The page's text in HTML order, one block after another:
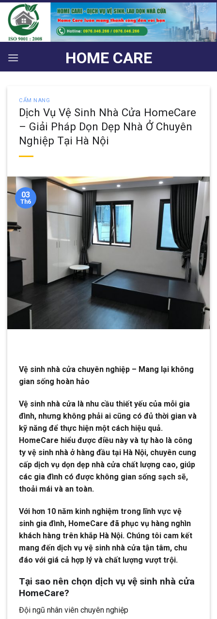
Bỏ
qua
nội
dung
HOME CARE
CẨM NANG
Dịch Vụ Vệ Sinh Nhà Cửa HomeCare
– Giải Pháp Dọn Dẹp Nhà Ở Chuyên
Nghiệp Tại Hà Nội
03
Th6
Vệ sinh nhà cửa chuyên nghiệp – Mang lại không
gian sống hoàn hảo
Vệ sinh nhà cửa là nhu cầu thiết yếu của mỗi gia
đình, nhưng không phải ai cũng có đủ thời gian và
kỹ năng để thực hiện một cách hiệu quả.
HomeCare hiểu được điều này và tự hào là công
ty vệ sinh nhà ở hàng đầu tại Hà Nội, chuyên cung
cấp dịch vụ dọn dẹp nhà cửa chất lượng cao, giúp
các gia đình có được không gian sống sạch sẽ,
thoải mái và an toàn.
Với hơn 10 năm kinh nghiệm trong lĩnh vực vệ
sinh gia đình, HomeCare đã phục vụ hàng nghìn
khách hàng trên khắp Hà Nội. Chúng tôi cam kết
mang đến dịch vụ vệ sinh nhà cửa tận tâm, chu
đáo với giá cả hợp lý và chất lượng vượt trội.
Tại sao nên chọn dịch vụ vệ sinh nhà cửa
HomeCare?
Đội ngũ nhân viên chuyên nghiệp